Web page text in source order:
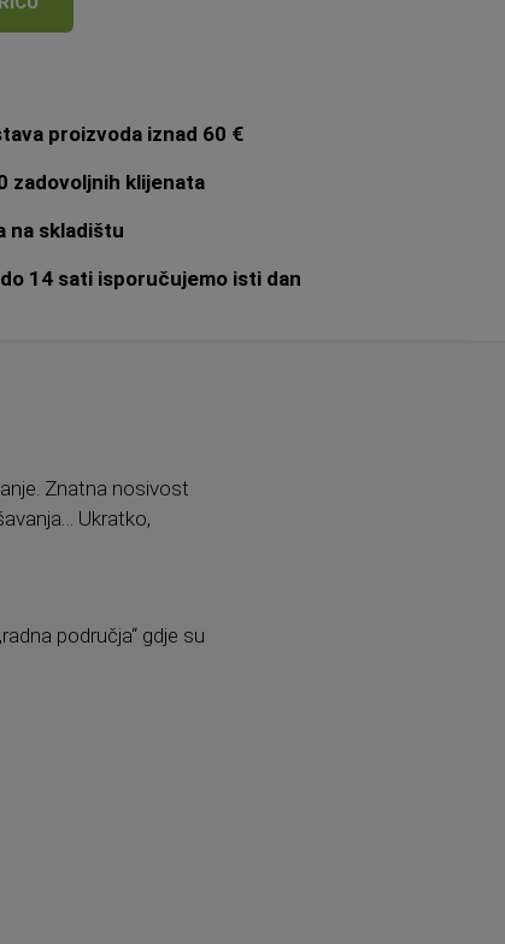
proizvoda iznad 60 €
zadovoljnih klijenata
na skladištu
14 sati isporučujemo isti dan
Znatna nosivost
Ukratko,
područja“ gdje su